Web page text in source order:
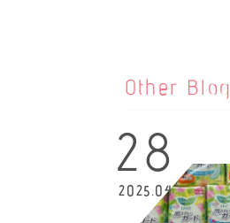
Other Blog
28
2025.04